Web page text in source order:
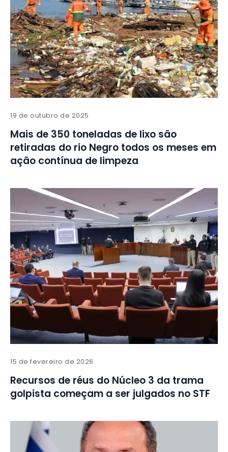
19 de outubro de 2025
Mais de 350 toneladas de lixo são
retiradas do rio Negro todos os meses em
ação contínua de limpeza
15 de fevereiro de 2026
Recursos de réus do Núcleo 3 da trama
golpista começam a ser julgados no STF